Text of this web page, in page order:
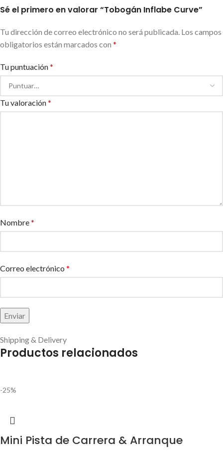
Sé el primero en valorar “Tobogán Inflabe Curve”
Tu dirección de correo electrónico no será publicada. Los campos
obligatorios están marcados con *
Tu puntuación*
Tu valoración*
Nombre*
Correo electrónico *
Shipping & Delivery
Productos relacionados
-25%
Mini Pista de Carrera & Arranque